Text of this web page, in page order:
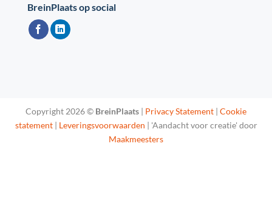
BreinPlaats op social
Copyright 2026 © BreinPlaats | Privacy Statement | Cookie
statement| Leveringsvoorwaarden | 'Aandacht voor creatie' door
Maakmeesters